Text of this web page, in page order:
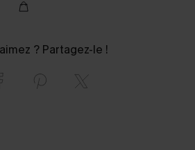
? Partagez-le !